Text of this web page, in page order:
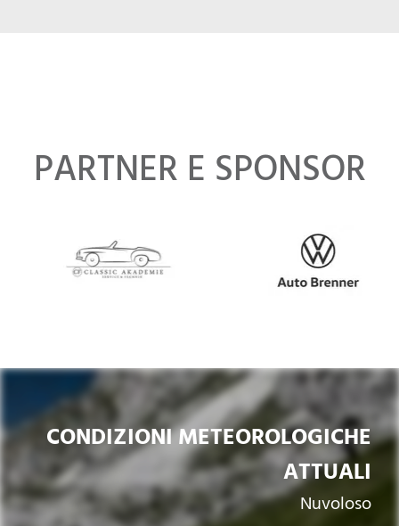
PARTNER E SPONSOR
CONDIZIONI METEOROLOGICHE
ATTUALI
Nuvoloso